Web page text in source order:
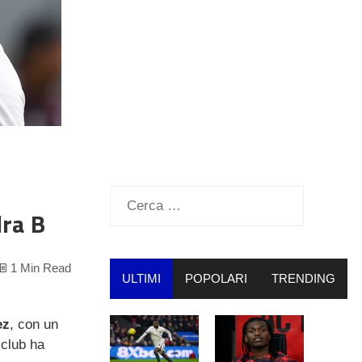
B
1 Min Read
, con un
ha
Ricerca
ULTIMI POPOLARI TRENDING